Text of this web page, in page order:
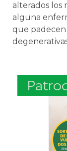
alterados los
alguna
que